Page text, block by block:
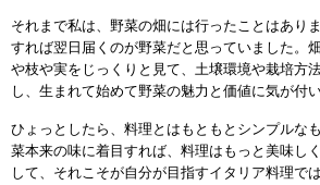
それまで私は、野菜の畑には行ったことはあり
すれば翌日届くのが野菜だと思っていました。
や枝や実をじっくりと見て、土壌環境や栽培方
し、生まれて始めて野菜の魅力と価値に気が付い
ひょっとしたら、料理とはもともとシンプルな
菜本来の味に着目すれば、料理はもっと美味し
して、それこそが自分が目指すイタリア料理で